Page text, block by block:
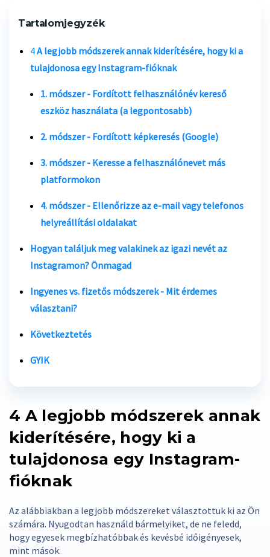
Tartalomjegyzék
4A legjobb módszerek annak kiderítésére, hogy ki a
tulajdonosa egy Instagram-fióknak
1. módszer - Fordított felhasználónév kereső
eszköz használata (a legpontosabb)
2. módszer - Fordított képkeresés (Google)
3. módszer - Keresse a felhasználónevet más
platformokon
4. módszer - Ellenőrizze az e-mail vagy telefonos
helyreállítási oldalakat
Hogyan találjuk meg valakinek az igazi nevét az
Instagramon?Önmagad
Ingyenes vs. fizetős módszerek - Mit érdemes
választani?
Következtetés
GYIK
4 A legjobb módszerek annak
kiderítésére, hogy ki a
tulajdonosa egy Instagram-
fióknak
Az alábbiakban a legjobb módszereket választottuk ki az Ön
számára. Nyugodtan használd bármelyiket, de ne feledd,
hogy egyesek megbízhatóbbak és kevésbé időigényesek,
mint mások.